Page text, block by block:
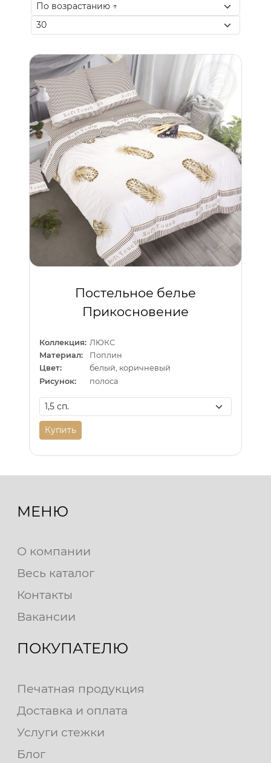
Постельное белье
Прикосновение
Коллекция: ЛЮКС
Материал:
Поплин
Цвет:
белый, коричневый
Рисунок:
полоса
Купить
МЕНЮ
О компании
Весь каталог
Контакты
Вакансии
ПОКУПАТЕЛЮ
Печатная продукция
Доставка и оплата
Услуги стежки
Блог